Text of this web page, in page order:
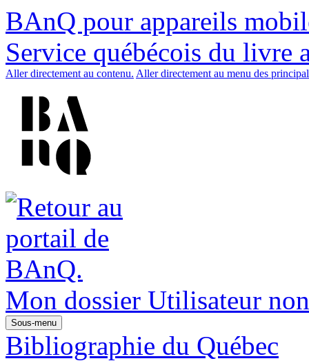
BAnQ pour appareils
Service québécois du livre
Aller directement au contenu. Aller directement au menu des
Mon dossier Utilisateur
Sous-menu
Bibliographie du Québec